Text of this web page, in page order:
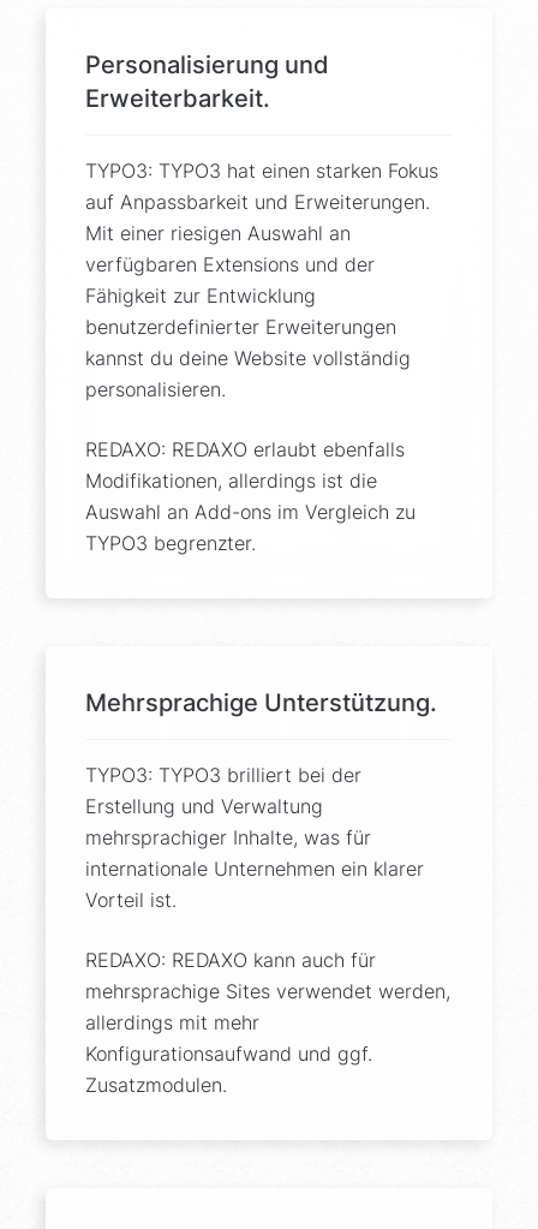
Personalisierung und
Erweiterbarkeit.
TYPO3: TYPO3 hat einen starken Fokus
auf Anpassbarkeit und Erweiterungen.
Mit einer riesigen Auswahl an
verfügbaren Extensions und der
Fähigkeit zur Entwicklung
benutzerdefinierter Erweiterungen
kannst du deine Website vollständig
personalisieren.
REDAXO: REDAXO erlaubt ebenfalls
Modifikationen, allerdings ist die
Auswahl an Add-ons im Vergleich zu
TYPO3 begrenzter.
Mehrsprachige Unterstützung.
TYPO3: TYPO3 brilliert bei der
Erstellung und Verwaltung
mehrsprachiger Inhalte, was für
internationale Unternehmen ein klarer
Vorteil ist.
REDAXO: REDAXO kann auch für
mehrsprachige Sites verwendet werden,
allerdings mit mehr
Konfigurationsaufwand und ggf.
Zusatzmodulen.